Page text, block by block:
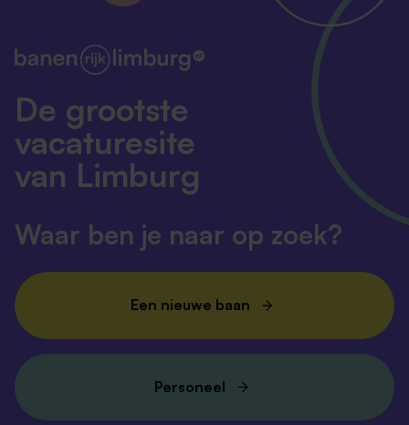
De grootste
vacaturesite
van Limburg
Waar ben je naar op zoek?
Een nieuwe baan
Personeel